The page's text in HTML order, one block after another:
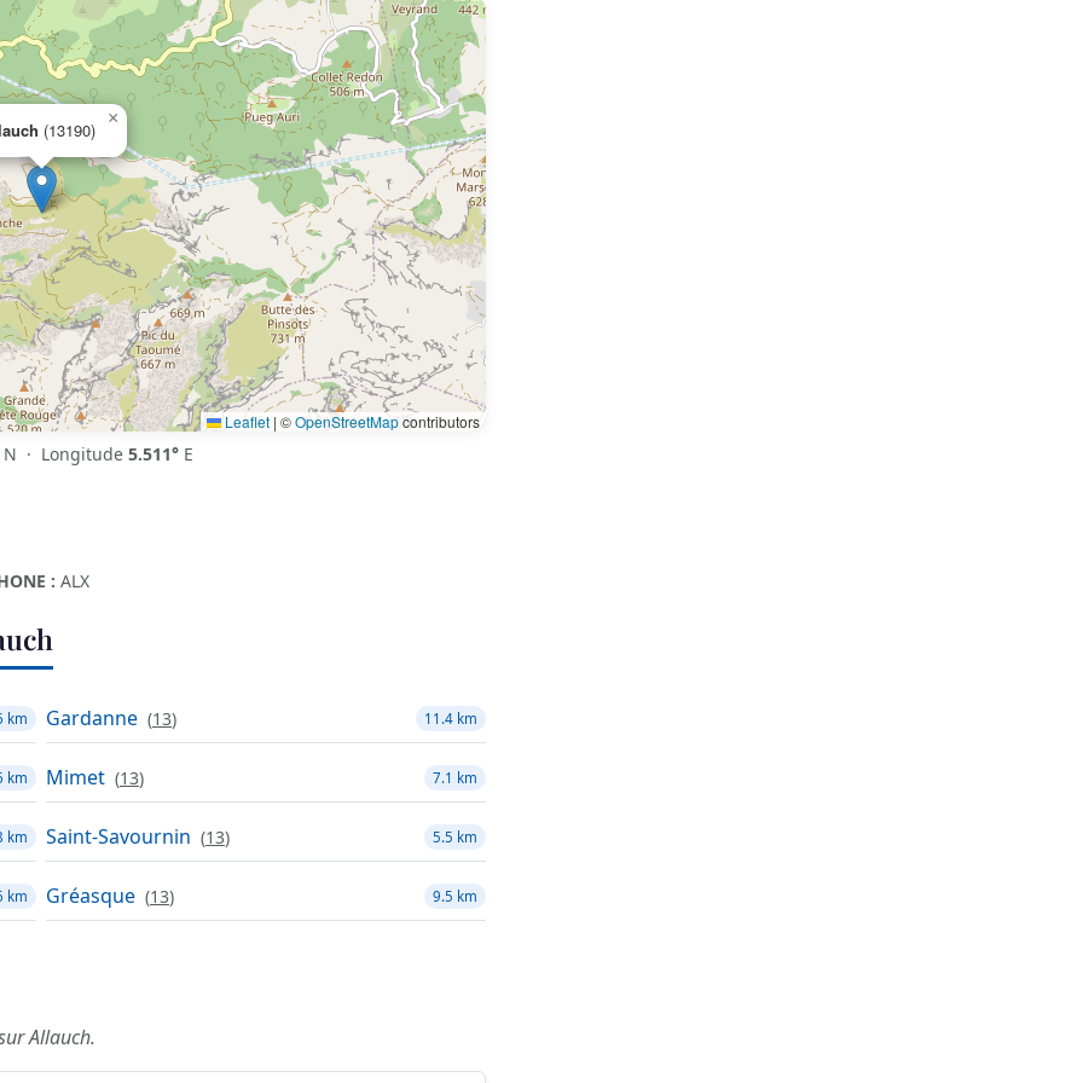
(13190)
×
Leaflet | ©OpenStreetMapcontributors
N · Longitude 5.511° E
: ALX
km Gardanne (13) 11.4 km
km Mimet (13) 7.1 km
km Saint-Savournin (13) 5.5 km
km Gréasque (13) 9.5 km
Allauch.